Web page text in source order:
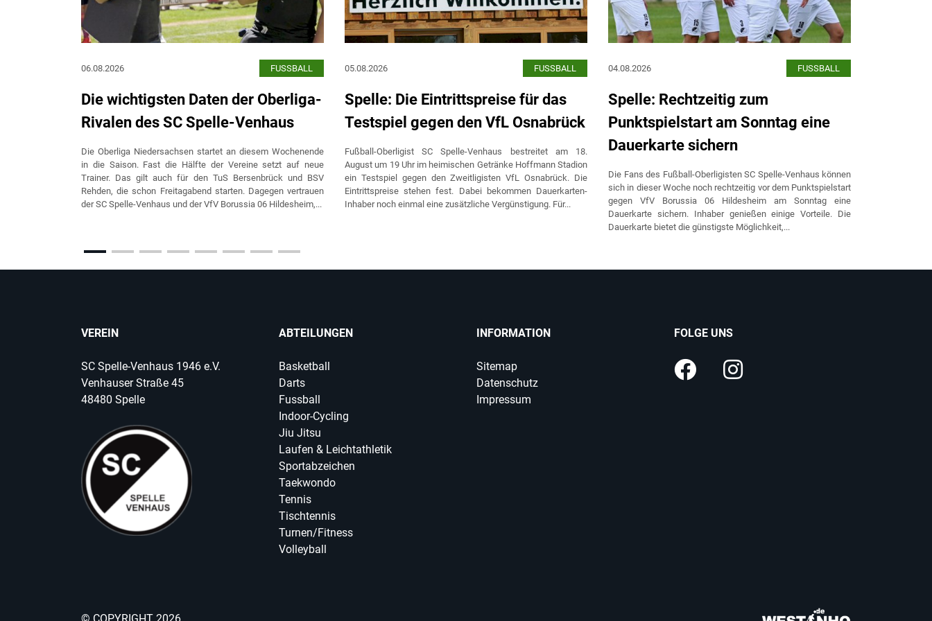
06.08.2026 FUSSBALL
Die wichtigsten Daten der Oberliga-
Rivalen des SC Spelle-Venhaus
Die Oberliga Niedersachsen startet an diesem Wochenende
in die Saison. Fast die Hälfte der Vereine setzt auf neue
Trainer. Das gilt auch für den TuS Bersenbrück und BSV
Rehden, die schon Freitagabend starten. Dagegen vertrauen
der SC Spelle-Venhaus und der VfV Borussia 06 Hildesheim,...
05.08.2026 FUSSBALL
Spelle: Die Eintrittspreise für das
Testspiel gegen den VfL Osnabrück
Fußball-Oberligist SC Spelle-Venhaus bestreitet am 18.
August um 19 Uhr im heimischen Getränke Hoffmann Stadion
ein Testspiel gegen den Zweitligisten VfL Osnabrück. Die
Eintrittspreise stehen fest. Dabei bekommen Dauerkarten-
Inhaber noch einmal eine zusätzliche Vergünstigung. Für...
04.08.2026 FUSSBALL
Spelle: Rechtzeitig zum
Punktspielstart am Sonntag eine
Dauerkarte sichern
Die Fans des Fußball-Oberligisten SC Spelle-Venhaus können
sich in dieser Woche noch rechtzeitig vor dem Punktspielstart
gegen VfV Borussia 06 Hildesheim am Sonntag eine
Dauerkarte sichern. Inhaber genießen einige Vorteile. Die
Dauerkarte bietet die günstigste Möglichkeit,...
VEREIN
SC Spelle-Venhaus 1946 e.V.
Venhauser Straße 45
48480 Spelle
ABTEILUNGEN
Basketball
Darts
Fussball
Indoor-Cycling
Jiu Jitsu
Laufen & Leichtathletik
Sportabzeichen
Taekwondo
Tennis
Tischtennis
Turnen/Fitness
Volleyball
INFORMATION
Sitemap
Datenschutz
Impressum
FOLGE UNS
© COPYRIGHT 2026